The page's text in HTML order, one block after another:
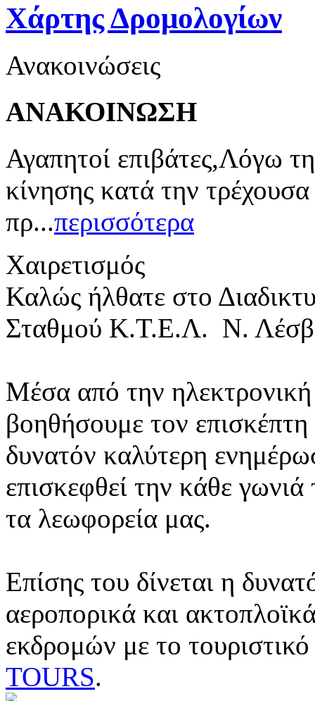
Χάρτης Δρομολογίων
Ανακοινώσεις
ΑΝΑΚΟΙΝΩΣΗ
Αγαπητοί επιβάτες,Λόγω
κίνησης κατά την
πρ...περισσότερα
Χαιρετισμός
Καλώς ήλθατε στο
Σταθμού Κ.Τ.Ε.Λ. Ν.
Μέσα από την ηλεκτρονική
βοηθήσουμε τον
δυνατόν καλύτερη
επισκεφθεί την κάθε
τα λεωφορεία μας.
Επίσης του δίνεται η
αεροπορικά και
εκδρομών με το
TOURS.